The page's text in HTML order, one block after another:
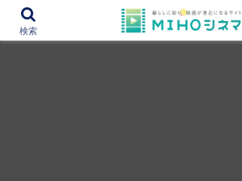
12000作品を紹介！あなたの映画図書館
検索